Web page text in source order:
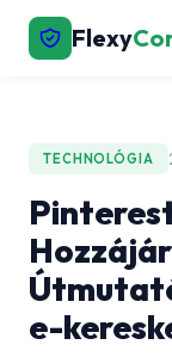
Flexy
TECHNOLÓGIA
e-